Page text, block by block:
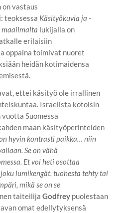
vastaus
teoksessa Käsityökuvia ja -
lukijalla on
erilaisiin
oppaina toimivat nuoret
heidän kotimaidensa
ettei käsityö ole irrallinen
Israelista kotoisin
Suomessa
maan käsityöperinteiden
hyvin kontrasti paikka… niin
Se on vähä
Et voi heti osottaa
lumikengät, tuohesta tehty tai
mikä se on se
taiteilija Godfreypuolestaan
omat edellytyksensä